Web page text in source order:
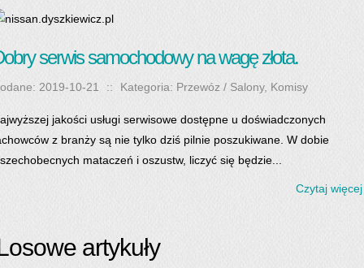
serwis samochodowy na wagę złota.
2019-10-21 :: Kategoria: Przewóz / Salony, Komisy
jakości usługi serwisowe dostępne u doświadczonych
z branży są nie tylko dziś pilnie poszukiwane. W dobie
mataczeń i oszustw, liczyć się będzie...
Czytaj
artykuły